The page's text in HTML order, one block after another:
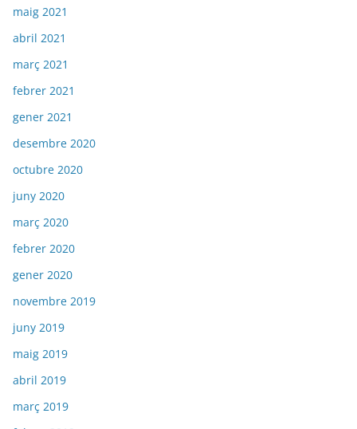
maig 2021
abril 2021
març 2021
febrer 2021
gener 2021
desembre 2020
octubre 2020
juny 2020
març 2020
febrer 2020
gener 2020
novembre 2019
juny 2019
maig 2019
abril 2019
març 2019